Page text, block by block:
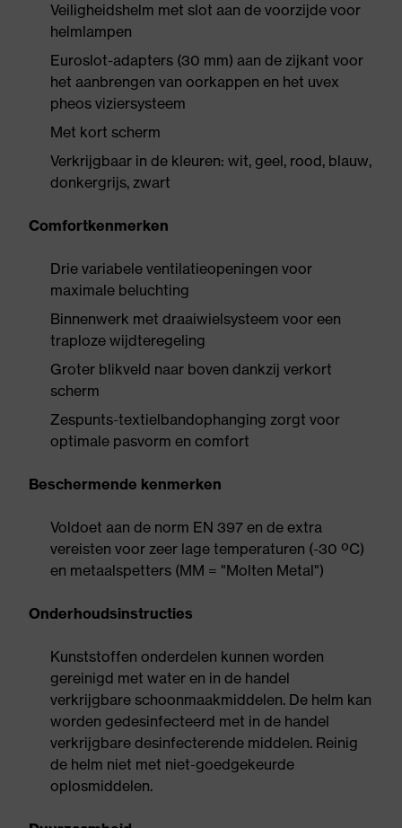
Veiligheidshelm met slot aan de voorzijde voor
helmlampen
Euroslot-adapters (30 mm) aan de zijkant voor
het aanbrengen van oorkappen en het uvex
pheos viziersysteem
Met kort scherm
Verkrijgbaar in de kleuren: wit, geel, rood, blauw,
donkergrijs, zwart
Comfortkenmerken
Drie variabele ventilatieopeningen voor
maximale beluchting
Binnenwerk met draaiwielsysteem voor een
traploze wijdteregeling
Groter blikveld naar boven dankzij verkort
scherm
Zespunts-textielbandophanging zorgt voor
optimale pasvorm en comfort
Beschermende kenmerken
Voldoet aan de norm EN 397 en de extra
vereisten voor zeer lage temperaturen (-30 ºC)
en metaalspetters (MM = "Molten Metal")
Onderhoudsinstructies
Kunststoffen onderdelen kunnen worden
gereinigd met water en in de handel
verkrijgbare schoonmaakmiddelen. De helm kan
worden gedesinfecteerd met in de handel
verkrijgbare desinfecterende middelen. Reinig
de helm niet met niet-goedgekeurde
oplosmiddelen.